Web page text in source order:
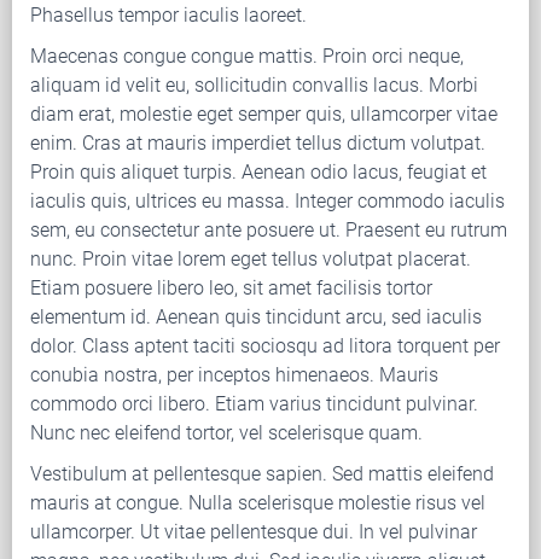
Phasellus tempor iaculis laoreet.
Maecenas congue congue mattis. Proin orci neque,
aliquam id velit eu, sollicitudin convallis lacus. Morbi
diam erat, molestie eget semper quis, ullamcorper vitae
enim. Cras at mauris imperdiet tellus dictum volutpat.
Proin quis aliquet turpis. Aenean odio lacus, feugiat et
iaculis quis, ultrices eu massa. Integer commodo iaculis
sem, eu consectetur ante posuere ut. Praesent eu rutrum
nunc. Proin vitae lorem eget tellus volutpat placerat.
Etiam posuere libero leo, sit amet facilisis tortor
elementum id. Aenean quis tincidunt arcu, sed iaculis
dolor. Class aptent taciti sociosqu ad litora torquent per
conubia nostra, per inceptos himenaeos. Mauris
commodo orci libero. Etiam varius tincidunt pulvinar.
Nunc nec eleifend tortor, vel scelerisque quam.
Vestibulum at pellentesque sapien. Sed mattis eleifend
mauris at congue. Nulla scelerisque molestie risus vel
ullamcorper. Ut vitae pellentesque dui. In vel pulvinar